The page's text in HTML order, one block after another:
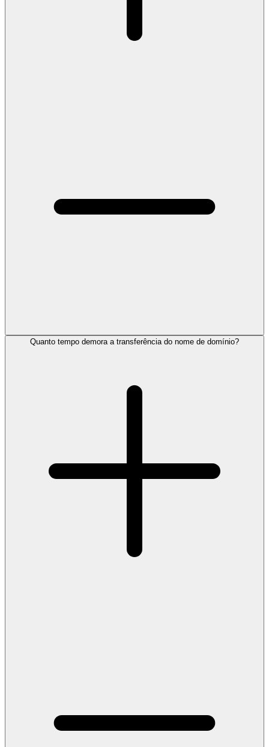
Quanto tempo demora a transferência do nome de domínio?